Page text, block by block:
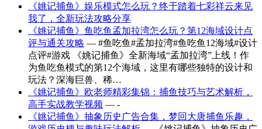
《姚记捕鱼》娱乐模式怎么玩？终于踏着七彩祥云来见
我了，全新玩法攻略分享
《姚记捕鱼》鱼吃鱼孟加拉湾怎么玩？第12海域设计点
评与通关攻略 — #鱼吃鱼#孟加拉湾#鱼吃鱼12海域#设计
点评#游戏 《姚记捕鱼》全新海域“孟加拉湾”上线！作
为鱼吃鱼模式的第12个海域，这里有哪些独特的设计和
玩法？深海巨兽、稀…
《姚记捕鱼》欧老师精彩集锦：捕鱼技巧与艺术解析，
高手实战教学视频 — -
《姚记捕鱼》抽象历史广告合集，梦回大唐捕鱼乐趣，